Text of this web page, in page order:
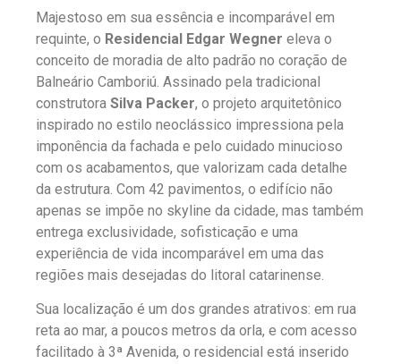
Majestoso em sua essência e incomparável em
requinte, o Residencial Edgar Wegner eleva o
conceito de moradia de alto padrão no coração de
Balneário Camboriú. Assinado pela tradicional
construtora Silva Packer, o projeto arquitetônico
inspirado no estilo neoclássico impressiona pela
imponência da fachada e pelo cuidado minucioso
com os acabamentos, que valorizam cada detalhe
da estrutura. Com 42 pavimentos, o edifício não
apenas se impõe no skyline da cidade, mas também
entrega exclusividade, sofisticação e uma
experiência de vida incomparável em uma das
regiões mais desejadas do litoral catarinense.
Sua localização é um dos grandes atrativos: em rua
reta ao mar, a poucos metros da orla, e com acesso
facilitado à 3ª Avenida, o residencial está inserido